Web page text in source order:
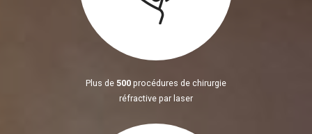
Plus de 500 procédures de chirurgie
réfractive par laser